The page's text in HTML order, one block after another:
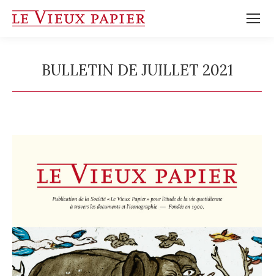
BULLETIN DE JUILLET 2021
Vous êtes ici :